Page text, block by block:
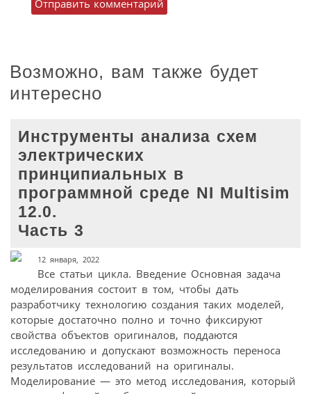
Возможно, вам также будет
интересно
Инструменты анализа схем
электрических
принципиальных в
программной среде NI Multisim
12.0.
Часть 3
12 января, 2022
Все статьи цикла. Введение Основная задача
моделирования состоит в том, чтобы дать
разработчику технологию создания таких моделей,
которые достаточно полно и точно фиксируют
свойства объектов оригиналов, поддаются
исследованию и допускают возможность переноса
результатов исследований на оригиналы.
Моделирование — это метод исследования, который